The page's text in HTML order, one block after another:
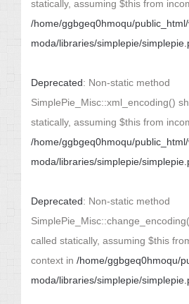
statically, assuming $this from
/home/ggbgeq0hmoqu/
moda/libraries/simplepie/
Deprecated: Non-static method
SimplePie_Misc::xml_encoding()
statically, assuming $this from
/home/ggbgeq0hmoqu/
moda/libraries/simplepie/
Deprecated: Non-static method
called statically, assuming $this
context in /home/ggbgeq0hmoqu/
moda/libraries/simplepie/